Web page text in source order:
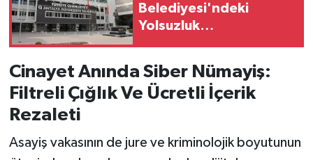
Belediyesi'ndeki
Yolsuzluk
Cinayet Anında Siber Nümayiş:
Filtreli Çığlık Ve Ücretli İçerik
Rezaleti
Asayiş vakasının de jure ve kriminolojik boyutunun